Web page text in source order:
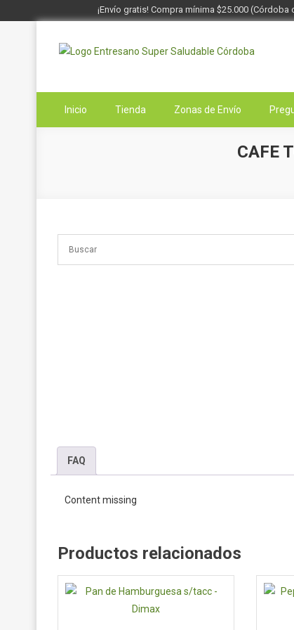
¡Envío gratis! Compra mínima $25.000 (Córdoba
Inicio Tienda Zonas de Envío
CAFE
FAQ
Content missing
Productos relacionados